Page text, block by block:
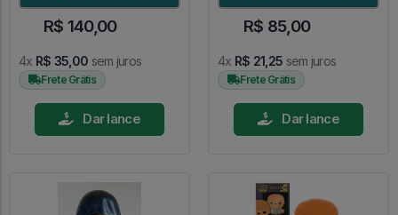
R$ 140,00
4x R$ 35,00 sem juros
Frete Grátis
Dar lance
R$ 85,00
4x R$ 21,25 sem juros
Frete Grátis
Dar lance